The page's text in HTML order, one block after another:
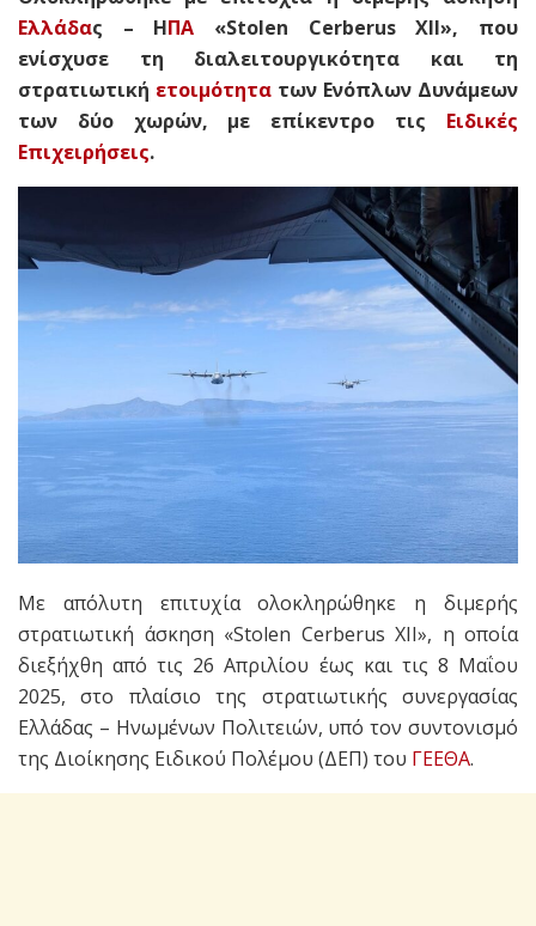
Ελλάδας – ΗΠΑ «Stolen Cerberus XII», που
ενίσχυσε τη διαλειτουργικότητα και τη
στρατιωτική ετοιμότητα των Ενόπλων Δυνάμεων
των δύο χωρών, με επίκεντρο τις Ειδικές
Επιχειρήσεις.
Με απόλυτη επιτυχία ολοκληρώθηκε η διμερής
στρατιωτική άσκηση «Stolen Cerberus XII», η οποία
διεξήχθη από τις 26 Απριλίου έως και τις 8 Μαΐου
2025, στο πλαίσιο της στρατιωτικής συνεργασίας
Ελλάδας – Ηνωμένων Πολιτειών, υπό τον συντονισμό
της Διοίκησης Ειδικού Πολέμου (ΔΕΠ) του ΓΕΕΘΑ.